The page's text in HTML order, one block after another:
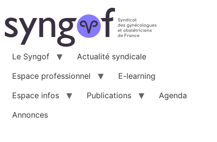
au
contenu
Le Syngof
Actualité syndicale
Espace professionnel
E-learning
Espace infos
Publications
Agenda
Annonces